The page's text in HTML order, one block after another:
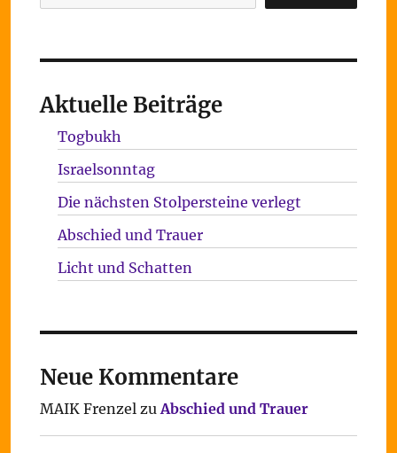
Aktuelle Beiträge
Togbukh
Israelsonntag
Die nächsten Stolpersteine verlegt
Abschied und Trauer
Licht und Schatten
Neue Kommentare
MAIK FrenzelzuAbschied und Trauer